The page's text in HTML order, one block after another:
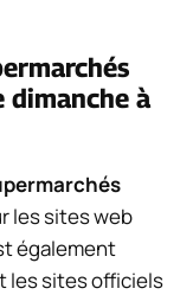
dimanche à
les sites web
également
les sites officiels